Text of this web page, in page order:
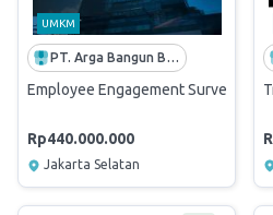
UMKM
PT. Arga Bangun Bangsa
Employee Engagement Survey
Rp440.000.000
Jakarta Selatan